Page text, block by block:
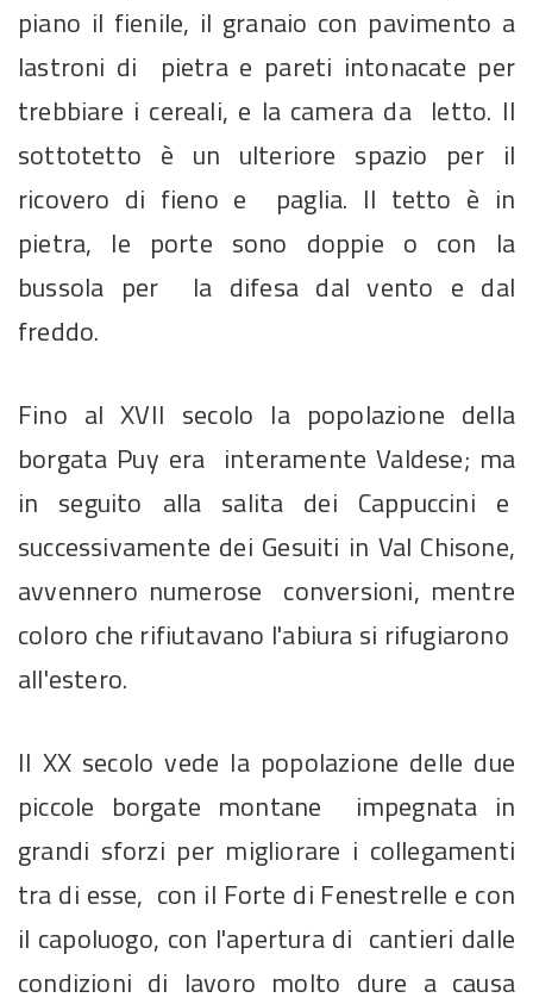
piano il fienile, il granaio con pavimento a
lastroni di pietra e pareti intonacate per
trebbiare i cereali, e la camera da letto. Il
sottotetto è un ulteriore spazio per il
ricovero di fieno e paglia. Il tetto è in
pietra, le porte sono doppie o con la
bussola per la difesa dal vento e dal
freddo.
Fino al XVII secolo la popolazione della
borgata Puy era interamente Valdese; ma
in seguito alla salita dei Cappuccini e
successivamente dei Gesuiti in Val Chisone,
avvennero numerose conversioni, mentre
coloro che rifiutavano l'abiura si rifugiarono
all'estero.
Il XX secolo vede la popolazione delle due
piccole borgate montane impegnata in
grandi sforzi per migliorare i collegamenti
tra di esse, con il Forte di Fenestrelle e con
il capoluogo, con l'apertura di cantieri dalle
condizioni di lavoro molto dure a causa